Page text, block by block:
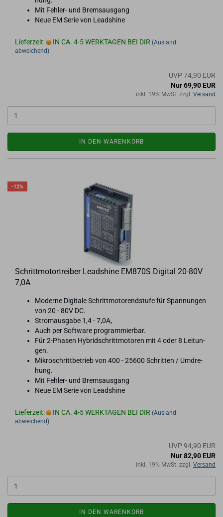
Mit Fehler-​ und Brems­aus­gang
Neue EM Serie von Leadshi­ne
Lieferzeit: IN CA. 4-5 WERKTAGEN BEI DIR (Ausland
abweichend)
UVP 74,90 EUR
Nur 69,90 EUR
inkl. 19% MwSt. zzgl. Versand
IN DEN WARENKORB
-12%
Schritt­mo­tor­trei­ber Lead­shi­ne EM870S Di­gi­tal 20-​80V
7,0A
Mo­der­ne Di­gi­ta­le Schritt­mo­to­rend­stu­fe für Span­nun­gen
von 20 - 80V DC.
Strom­aus­ga­be 1,4 - 7,0A,
Auch per Soft­ware pro­gram­mier­bar.
Für 2-​Phasen Hy­brid­schritt­mo­to­ren mit 4 oder 8 Lei­tun­
gen.
Mi­kro­schritt­be­trieb von 400 - 25600 Schrit­ten / Um­dre­
hung.
Mit Fehler-​ und Brems­aus­gang
Neue EM Serie von Leadshi­ne
Lieferzeit: IN CA. 4-5 WERKTAGEN BEI DIR (Ausland
abweichend)
UVP 94,90 EUR
Nur 82,90 EUR
inkl. 19% MwSt. zzgl. Versand
IN DEN WARENKORB